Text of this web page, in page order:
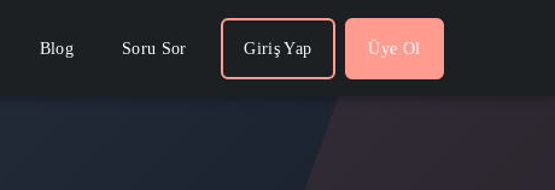
Blog Soru Sor Giriş Yap Üye Ol